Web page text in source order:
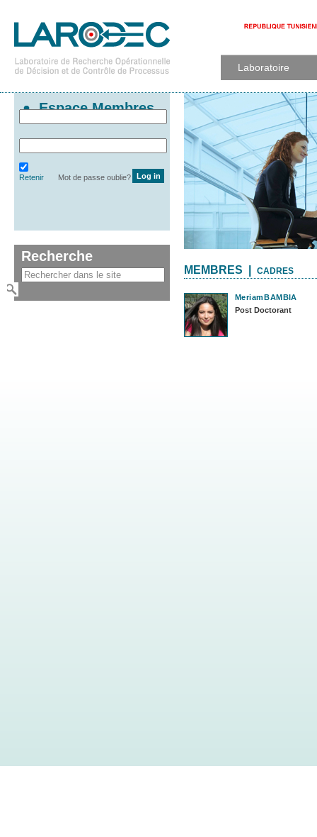
Laboratoire
MEMBRES | CADRES
MeriamBAMBIA
Post Doctorant
Espace Membres
Retenir Mot de passe oublie?
Recherche